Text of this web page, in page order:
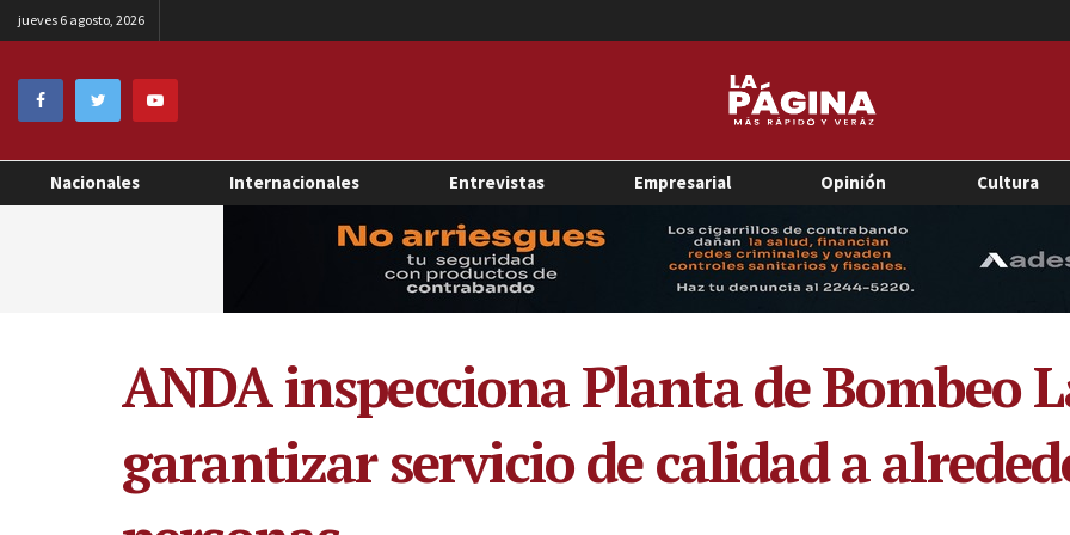
jueves 6 agosto, 2026
Nacionales Internacionales Entrevistas Empresarial Opinión Cultura
ANDA inspecciona Planta de Bombeo
garantizar servicio de calidad a